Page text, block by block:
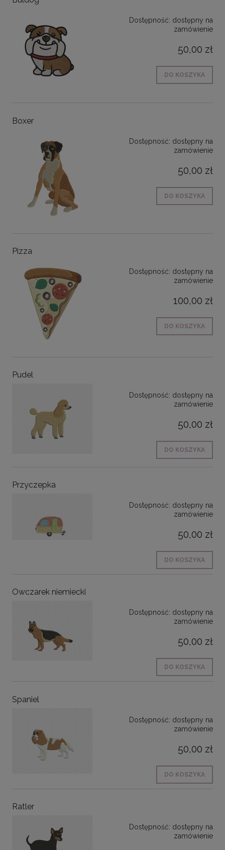
Dostępność: dostępny na
zamówienie
50,00 zł
DO KOSZYKA
Boxer
Dostępność: dostępny na
zamówienie
50,00 zł
DO KOSZYKA
Pizza
Dostępność: dostępny na
zamówienie
100,00 zł
DO KOSZYKA
Pudel
Dostępność: dostępny na
zamówienie
50,00 zł
DO KOSZYKA
Przyczepka
Dostępność: dostępny na
zamówienie
50,00 zł
DO KOSZYKA
Owczarek niemiecki
Dostępność: dostępny na
zamówienie
50,00 zł
DO KOSZYKA
Spaniel
Dostępność: dostępny na
zamówienie
50,00 zł
DO KOSZYKA
Ratler
Dostępność: dostępny na
zamówienie